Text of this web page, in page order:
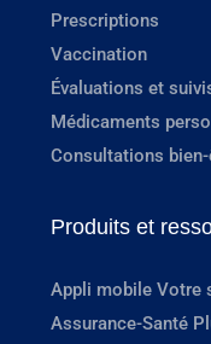
Prescriptions
Vaccination
Évaluations et
Médicaments
Consultations
Produits et
Appli mobile Votre
Assurance-Santé